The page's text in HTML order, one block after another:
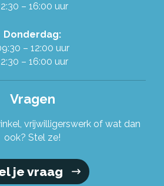
– 16:00 uur
Donderdag:
– 12:00 uur
– 16:00 uur
Vragen
vrijwilligerswerk of wat dan
ook? Stel ze!
je vraag